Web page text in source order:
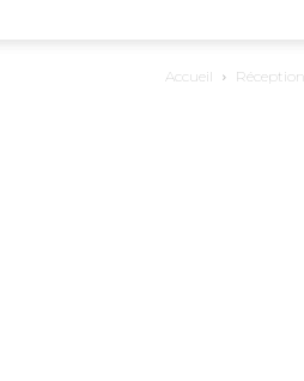
Accueil Réception